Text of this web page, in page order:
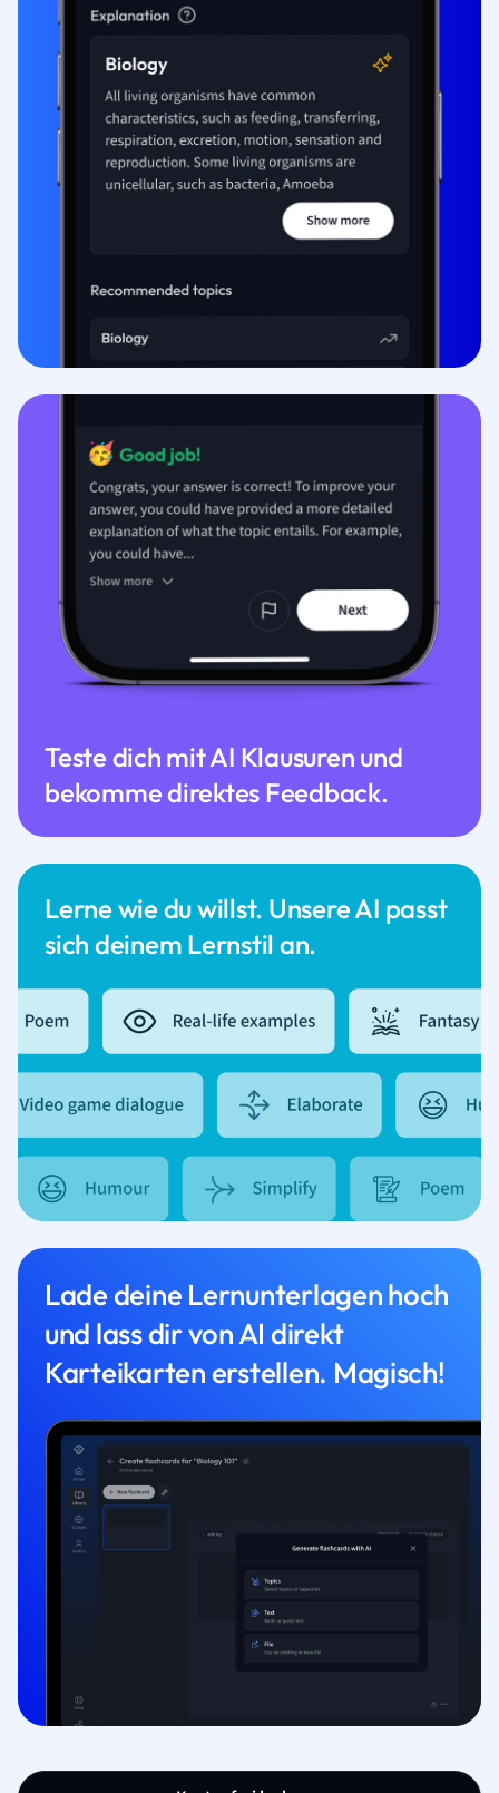
Lerne wie du willst. Unsere AI passt
sich deinem Lernstil an.
Teste dich mit AI Klausuren und
bekomme direktes Feedback.
Lade deine Lernunterlagen hoch
und lass dir von AI direkt
Karteikarten erstellen. Magisch!